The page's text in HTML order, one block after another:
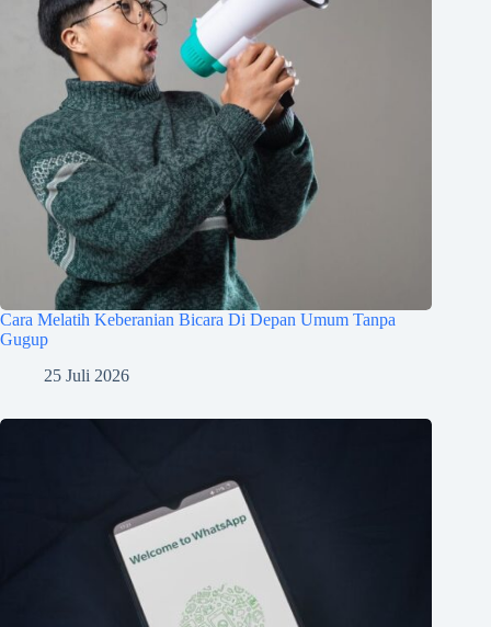
Cara Melatih Keberanian Bicara Di Depan Umum Tanpa
Gugup
25 Juli 2026